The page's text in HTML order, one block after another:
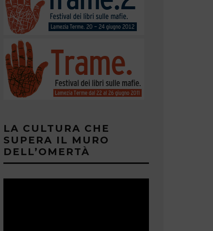
LA CULTURA CHE
SUPERA IL MURO
DELL’OMERTÀ